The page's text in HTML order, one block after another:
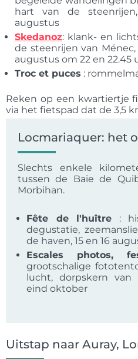
hart van de
augustus
Skedanoz: klank- en
de steenrijen van Ménec,
augustus om 22 en 22.45
Troc et puces :
Reken op een kwartiertje
via het fietspad dat de 3,5
Locmariaquer: het
Slechts enkele
tussen de Baie de
Morbihan.
Fête de l'huître :
degustatie,
de haven, 15 en 16
Escales photos,
grootschalige
lucht, dorpskern van
eind oktober
Uitstap naar Auray,